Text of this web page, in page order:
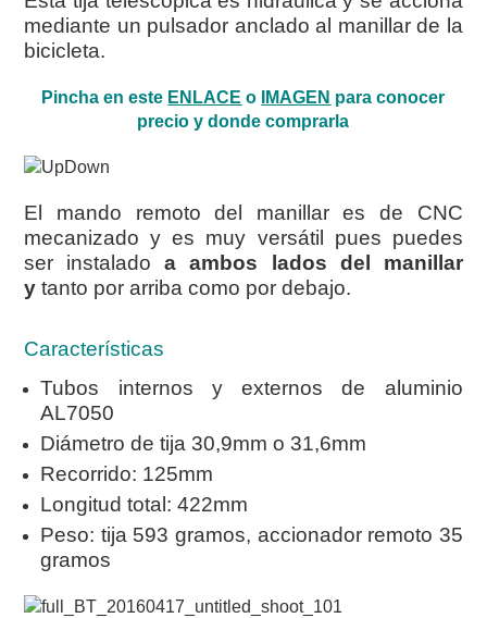
mediante un pulsador anclado al manillar de la
bicicleta.
Pincha en este ENLACE o IMAGEN para conocer
precio y donde comprarla
El mando remoto del manillar es de CNC
mecanizado y es muy versátil pues puedes
ser instaladoa ambos lados del manillar
y tanto por arriba como por debajo.
Características
Tubos internos y externos de aluminio
AL7050
Diámetro de tija 30,9mm o 31,6mm
Recorrido: 125mm
Longitud total: 422mm
Peso: tija 593 gramos, accionador remoto 35
gramos